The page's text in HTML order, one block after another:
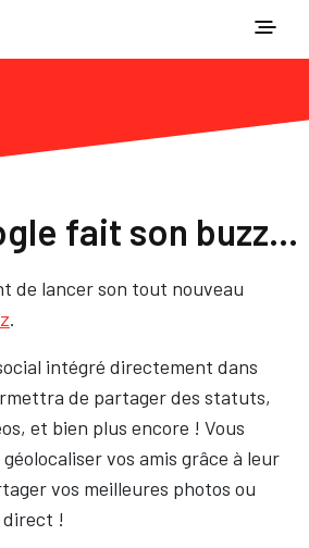
fait son buzz…
de lancer son tout nouveau
.
intégré directement dans
de partager des statuts,
et bien plus encore ! Vous
vos amis grâce à leur
vos meilleures photos ou
direct !